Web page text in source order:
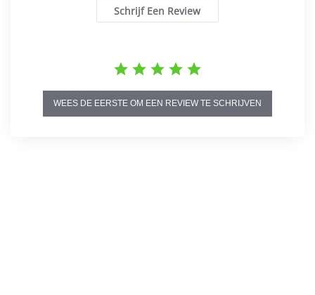
Schrijf Een Review
WEES DE EERSTE OM EEN REVIEW TE SCHRIJVEN